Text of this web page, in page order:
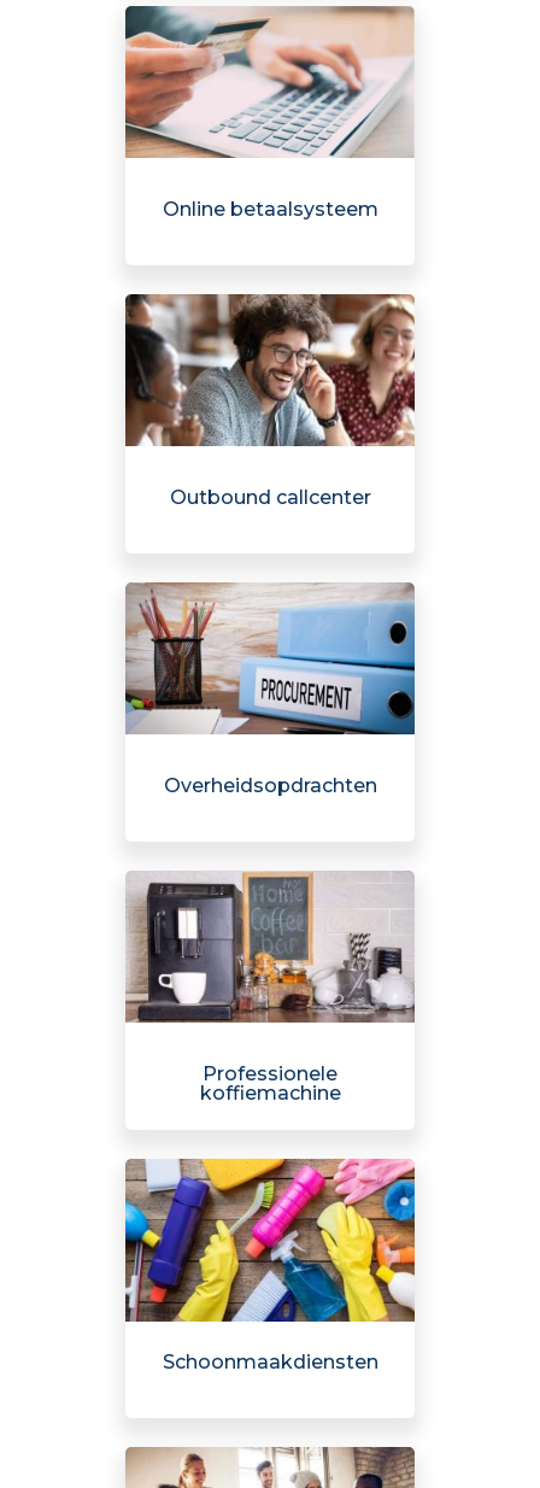
Online betaalsysteem
Outbound callcenter
Overheidsopdrachten
Professionele
koffiemachine
Schoonmaakdiensten